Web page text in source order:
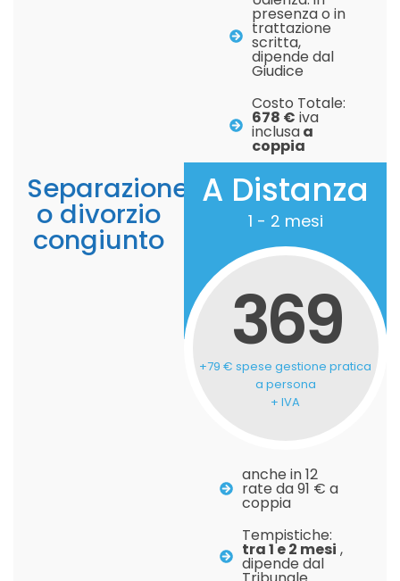
presenza o in
trattazione
scritta,
dipende dal
Giudice
Costo Totale:
678 € iva
inclusaa
coppia
Separazione
o divorzio
congiunto
A Distanza
1 - 2 mesi
369
+79 € spese gestione pratica
a persona
+ IVA
anche in 12
rate da 91 € a
coppia
Tempistiche:
tra 1 e 2 mesi ,
dipende dal